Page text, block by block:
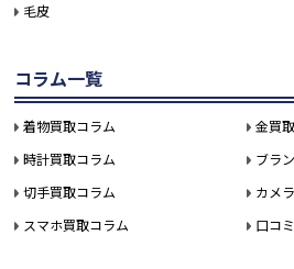
毛皮
コラム一覧
着物買取コラム
金買
時計買取コラム
ブラ
切手買取コラム
カメ
スマホ買取コラム
口コ